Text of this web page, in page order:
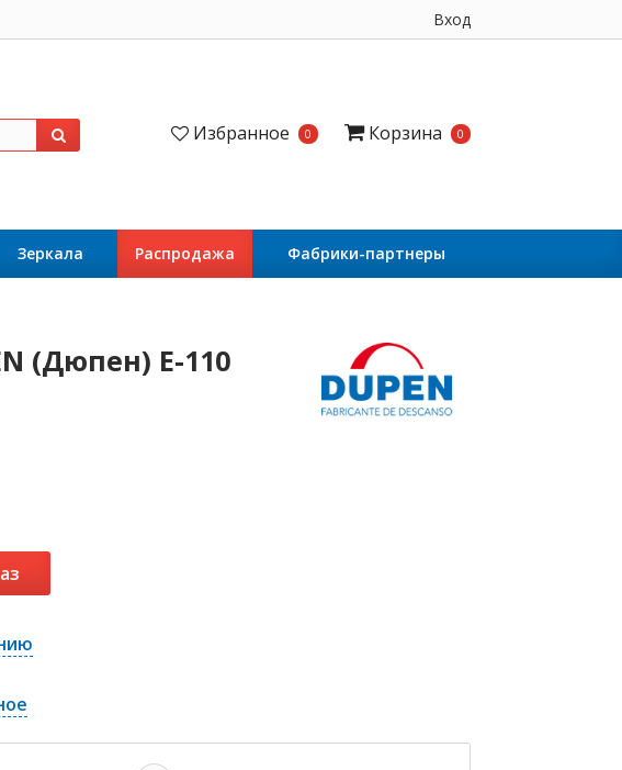
Вход
Избранное 0 Корзина 0
Зеркала Распродажа Фабрики-партнеры
(Дюпен) E-110